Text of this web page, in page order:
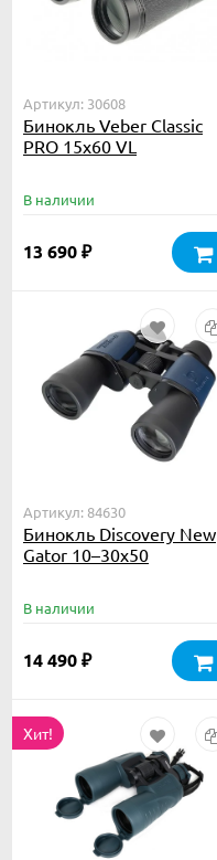
Артикул: 30608
Бинокль Veber Classic
PRO 15x60 VL
В наличии
13 690 ₽
Артикул: 84630
Бинокль Discovery New
Gator 10–30x50
В наличии
14 490 ₽
Хит!